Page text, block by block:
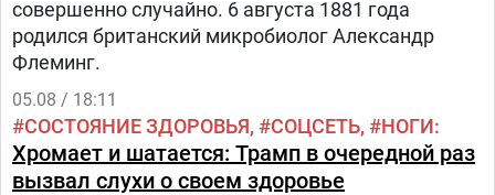
совершенно случайно. 6 августа 1881 года
родился британский микробиолог Александр
Флеминг.
05.08 / 18:11
СОСТОЯНИЕ ЗДОРОВЬЯ СОЦСЕТЬ НОГИ
Хромает и шатается: Трамп в очередной раз
вызвал слухи о своем здоровье